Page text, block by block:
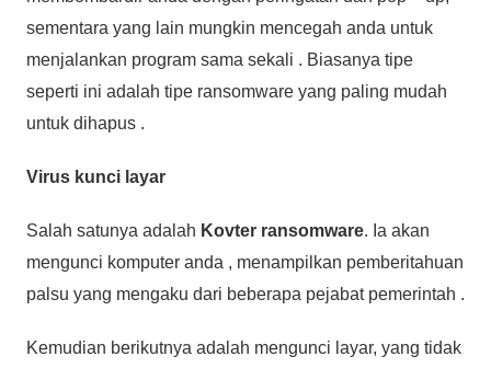
sementara yang lain mungkin mencegah anda untuk
menjalankan program sama sekali . Biasanya tipe
seperti ini adalah tipe ransomware yang paling mudah
untuk dihapus .
Virus kunci layar
Salah satunya adalah Kovter ransomware. Ia akan
mengunci komputer anda , menampilkan pemberitahuan
palsu yang mengaku dari beberapa pejabat pemerintah .
Kemudian berikutnya adalah mengunci layar, yang tidak